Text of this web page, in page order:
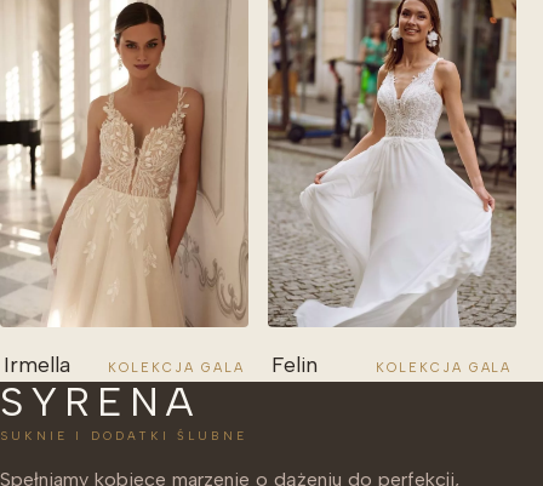
Irmella KOLEKCJA GALA Felin KOLEKCJA GALA
SYRENA
SUKNIE I DODATKI ŚLUBNE
Spełniamy kobiece marzenie o dążeniu do perfekcji,